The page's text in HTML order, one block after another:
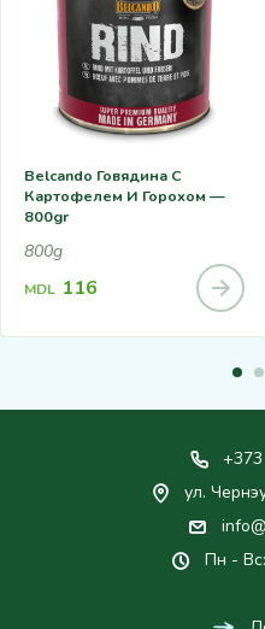
Belcando Говядина С
Картофелем И Горохом —
800gr
800g
MDL 116
ул.
Пн -